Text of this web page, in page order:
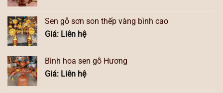
Sen gỗ sơn son thếp vàng bình cao
Giá: Liên hệ
Bình hoa sen gỗ Hương
Giá: Liên hệ